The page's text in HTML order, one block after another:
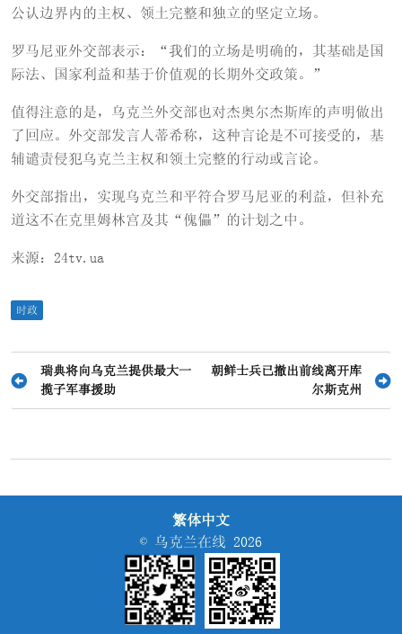
公认边界内的主权、领土完整和独立的坚定立场。
罗马尼亚外交部表示：“我们的立场是明确的，其基础是国
际法、国家利益和基于价值观的长期外交政策。”
值得注意的是，乌克兰外交部也对杰奥尔杰斯库的声明做出
了回应。外交部发言人蒂希称，这种言论是不可接受的，基
辅谴责侵犯乌克兰主权和领土完整的行动或言论。
外交部指出，实现乌克兰和平符合罗马尼亚的利益，但补充
道这不在克里姆林宫及其“傀儡”的计划之中。
来源：24tv.ua
时政
文
航
瑞典将向乌克兰提供最大一
揽子军事援助
朝鲜士兵已撤出前线离开库
尔斯克州
繁体中文
© 乌克兰在线 2026